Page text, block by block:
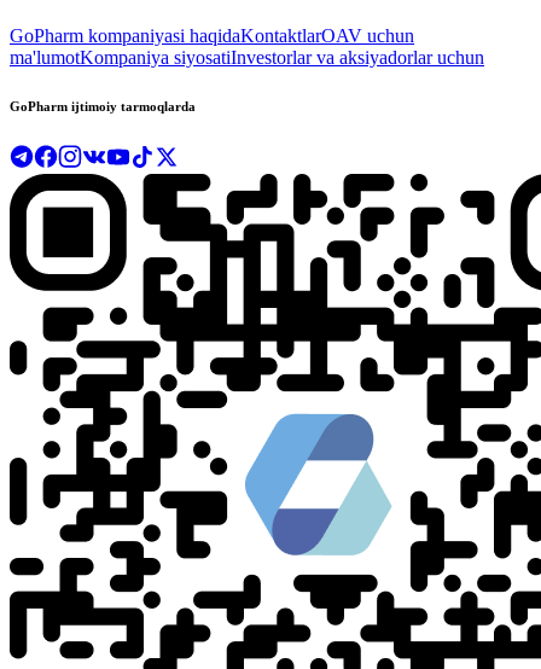
GoPharm kompaniyasi haqidaKontaktlarOAV uchun
ma'lumotKompaniya siyosatiInvestorlar va aksiyadorlar uchun
GoPharm ijtimoiy tarmoqlarda